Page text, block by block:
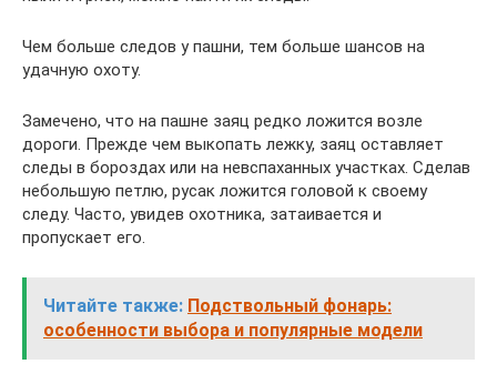
Чем больше следов у пашни, тем больше шансов на
удачную охоту.
Замечено, что на пашне заяц редко ложится возле
дороги. Прежде чем выкопать лежку, заяц оставляет
следы в бороздах или на невспаханных участках. Сделав
небольшую петлю, русак ложится головой к своему
следу. Часто, увидев охотника, затаивается и
пропускает его.
Читайте также: Подствольный фонарь:
особенности выбора и популярные модели